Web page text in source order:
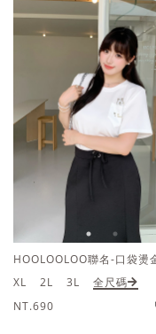
XL
2L 3L
全尺碼
NT.690